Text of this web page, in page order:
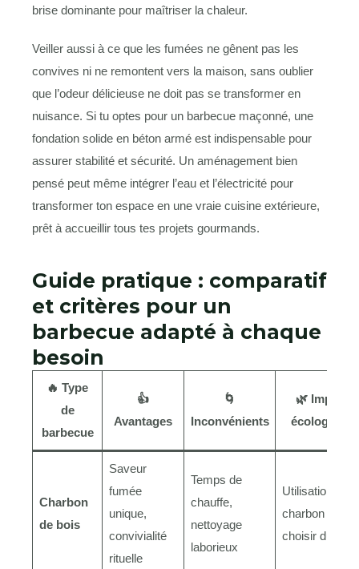
brise dominante pour maîtriser la chaleur.
Veiller aussi à ce que les fumées ne gênent pas les
convives ni ne remontent vers la maison, sans oublier
que l’odeur délicieuse ne doit pas se transformer en
nuisance. Si tu optes pour un barbecue maçonné, une
fondation solide en béton armé est indispensable pour
assurer stabilité et sécurité. Un aménagement bien
pensé peut même intégrer l’eau et l’électricité pour
transformer ton espace en une vraie cuisine extérieure,
prêt à accueillir tous tes projets gourmands.
Guide pratique : comparatif
et critères pour un
barbecue adapté à chaque
besoin
🔥 Type
de
barbecue
👍
Avantages
🌀
Inconvénients
🌿 Impact
écologique
Charbon
de bois
Saveur
fumée
unique,
convivialité
rituelle
Temps de
chauffe,
nettoyage
laborieux
Utilisation de
charbon à
choisir durable